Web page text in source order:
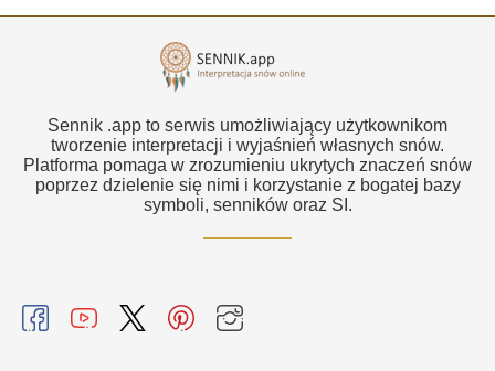
Sennik .app to serwis umożliwiający użytkownikom
tworzenie interpretacji i wyjaśnień własnych snów.
Platforma pomaga w zrozumieniu ukrytych znaczeń snów
poprzez dzielenie się nimi i korzystanie z bogatej bazy
symboli, senników oraz SI.